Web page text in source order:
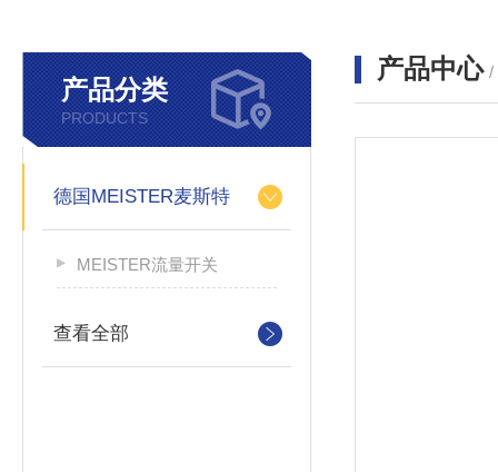
产品分类
PRODUCTS
德国MEISTER麦斯特
MEISTER流量开关
查看全部
产品中心 /